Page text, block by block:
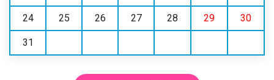
24 25 26 27 28 29 30
31